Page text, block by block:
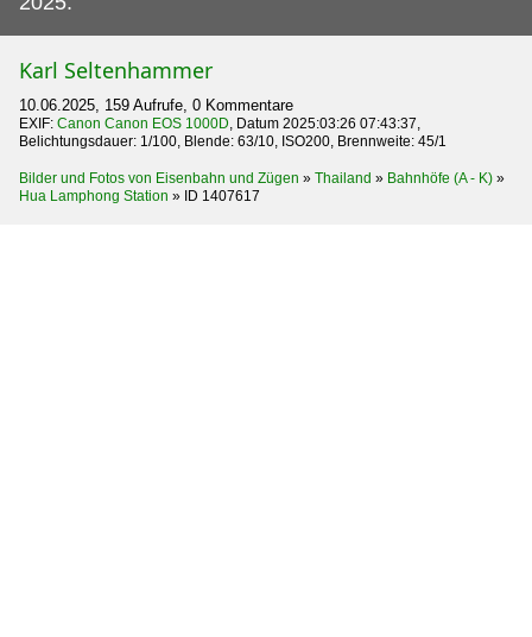
Karl Seltenhammer
10.06.2025, 159 Aufrufe, 0 Kommentare
EXIF: Canon Canon EOS 1000D, Datum 2025:03:26 07:43:37,
Belichtungsdauer: 1/100, Blende: 63/10, ISO200, Brennweite: 45/1
Bilder und Fotos von Eisenbahn und Zügen » Thailand » Bahnhöfe (A - K) »
Hua Lamphong Station » ID 1407617